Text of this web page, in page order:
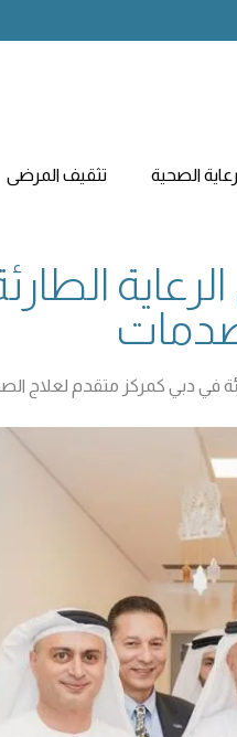
الصحية تثقيف المرضى
في دبي كمركز متقدم لعلاج